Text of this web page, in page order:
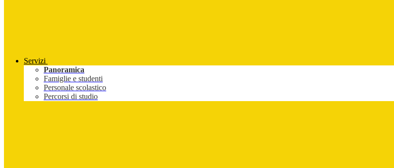
Servizi
Panoramica
Famiglie e studenti
Personale scolastico
Percorsi di studio